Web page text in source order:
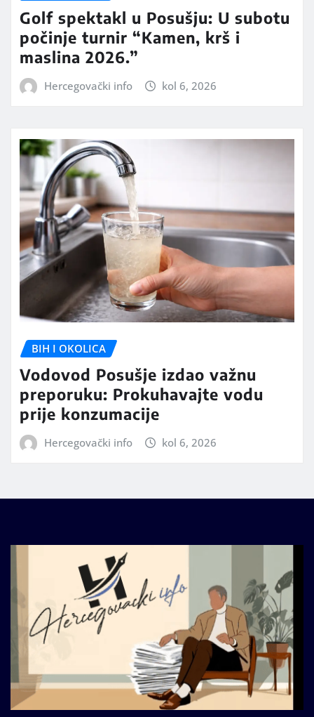
Golf spektakl u Posušju: U subotu
počinje turnir “Kamen, krš i
maslina 2026.”
Hercegovački info kol 6, 2026
BIH I OKOLICA
Vodovod Posušje izdao važnu
preporuku: Prokuhavajte vodu
prije konzumacije
Hercegovački info kol 6, 2026